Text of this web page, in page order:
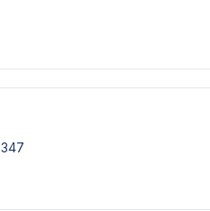
os, og vi vil se, hvad vi kan
kan vælge at stå for
al den nødvendige information
du kan rejse afsted med ro i sindet
bestillingsproces i forbindelse med
Vi er tilgængelige på